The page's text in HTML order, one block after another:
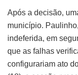
Após a decisão,
município.
indeferida, em
que as falhas
configurariam ato